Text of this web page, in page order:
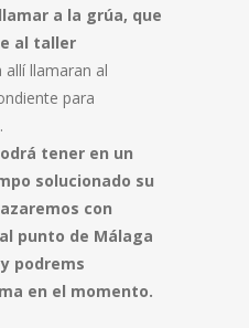
llamar a la grúa, que
al taller
allí llamaran al
para
tener en un
solucionado su
con
punto de Málaga
podrems
en el momento.